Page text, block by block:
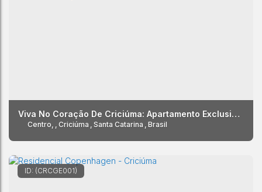
Viva No Coração De Criciúma: Apartamento Exclusivo No Residencial Copenhagen Com Sol Da Manhã E Sacada Envidraçada
Centro , Criciúma , Santa Catarina , Brasil
(CRCGE001)